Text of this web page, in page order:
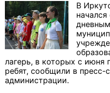
В
лагерь, в которых с июня
ребят, сообщили в пресс-
администрации.